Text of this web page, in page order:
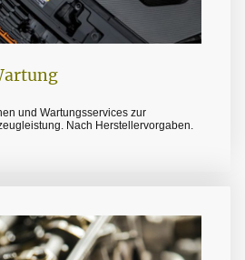
und Wartungsservices zur
Nach Herstellervorgaben.